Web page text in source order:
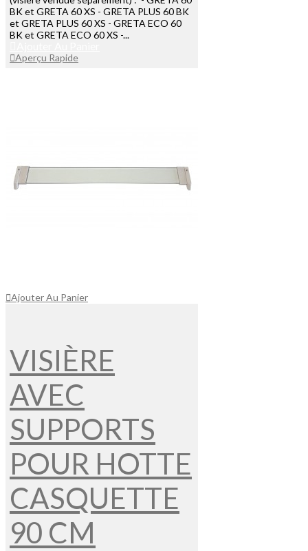
BK et GRETA 60 XS - GRETA PLUS 60 BK
et GRETA PLUS 60 XS - GRETA ECO 60
BK et GRETA ECO 60 XS -...
Aperçu Rapide
Ajouter Au Panier
VISIÈRE
AVEC
SUPPORTS
POUR HOTTE
CASQUETTE
90 CM